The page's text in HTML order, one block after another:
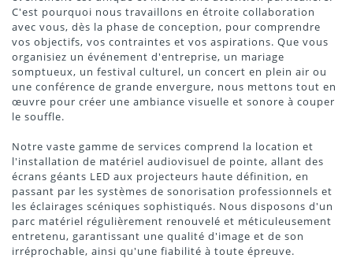
C'est pourquoi nous travaillons en étroite collaboration
avec vous, dès la phase de conception, pour comprendre
vos objectifs, vos contraintes et vos aspirations. Que vous
organisiez un événement d'entreprise, un mariage
somptueux, un festival culturel, un concert en plein air ou
une conférence de grande envergure, nous mettons tout en
œuvre pour créer une ambiance visuelle et sonore à couper
le souffle.
Notre vaste gamme de services comprend la location et
l'installation de matériel audiovisuel de pointe, allant des
écrans géants LED aux projecteurs haute définition, en
passant par les systèmes de sonorisation professionnels et
les éclairages scéniques sophistiqués. Nous disposons d'un
parc matériel régulièrement renouvelé et méticuleusement
entretenu, garantissant une qualité d'image et de son
irréprochable, ainsi qu'une fiabilité à toute épreuve.